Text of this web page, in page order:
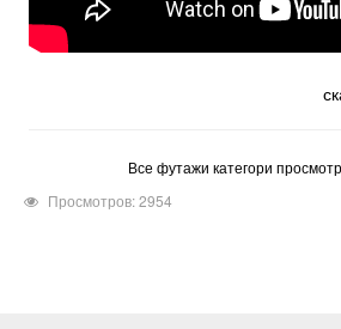
Все футажи категори
Просмотров: 2954